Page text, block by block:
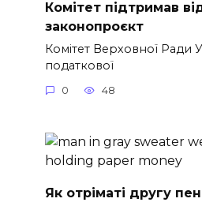
Комітет підтримав
законопроєкт
Комітет Верховної Ради
податкової
0 48
Як отріматі другу